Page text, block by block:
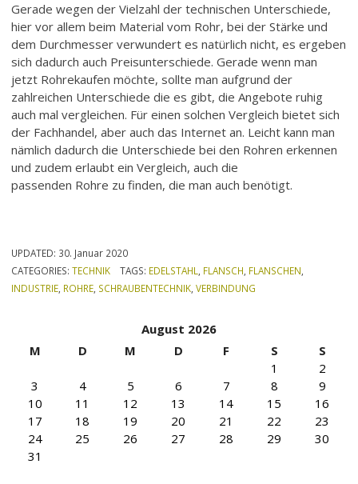
Gerade wegen der Vielzahl der technischen Unterschiede,
hier vor allem beim Material vom Rohr, bei der Stärke und
dem Durchmesser verwundert es natürlich nicht, es ergeben
sich dadurch auch Preisunterschiede. Gerade wenn man
jetzt Rohrekaufen möchte, sollte man aufgrund der
zahlreichen Unterschiede die es gibt, die Angebote ruhig
auch mal vergleichen. Für einen solchen Vergleich bietet sich
der Fachhandel, aber auch das Internet an. Leicht kann man
nämlich dadurch die Unterschiede bei den Rohren erkennen
und zudem erlaubt ein Vergleich, auch die
passenden Rohre zu finden, die man auch benötigt.
UPDATED: 30. Januar 2020
CATEGORIES:TECHNIK TAGS: EDELSTAHL FLANSCH FLANSCHEN
INDUSTRIE ROHRE SCHRAUBENTECHNIK ,VERBINDUNG
August 2026
M
D M D F S
S
1
2
3
4 5 6 7 8
9
10
11 12 13 14 15
16
17
18 19 20 21 22
23
24
25 26 27 28 29
30
31